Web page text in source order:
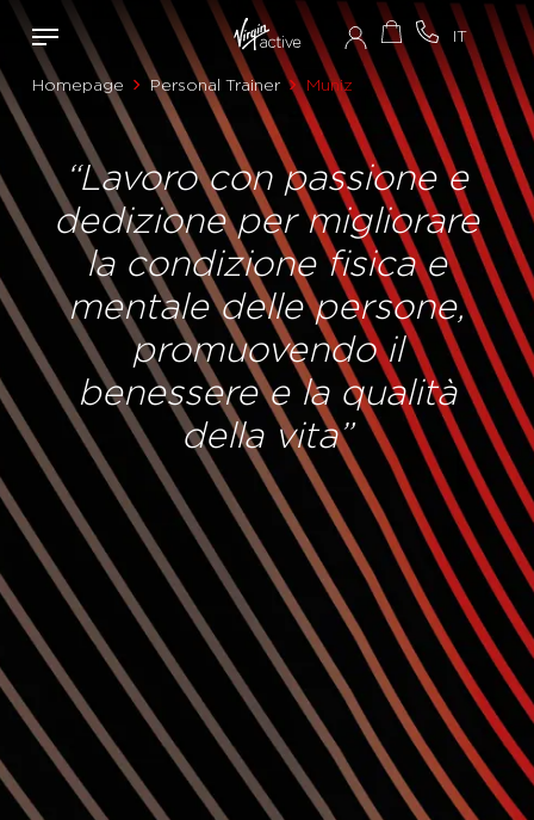
Homepage Personal Trainer Muniz
“Lavoro con passione e
dedizione per migliorare
la condizione fisica e
mentale delle persone,
promuovendo il
benessere e la qualità
della vita”